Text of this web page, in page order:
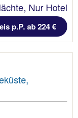
Nur Hotel
p.P. ab 224 €